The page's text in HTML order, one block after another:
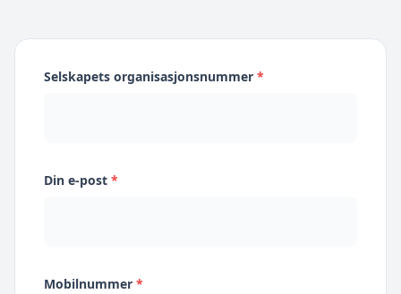
Selskapets organisasjonsnummer *
Din e-post *
Mobilnummer *